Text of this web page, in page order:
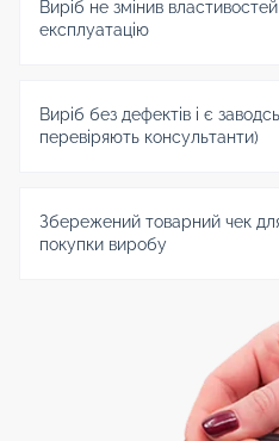
Виріб не змінив
експлуатацію
Виріб без дефектів і є
перевіряють консультанти)
Збережений товарний чек
покупки виробу